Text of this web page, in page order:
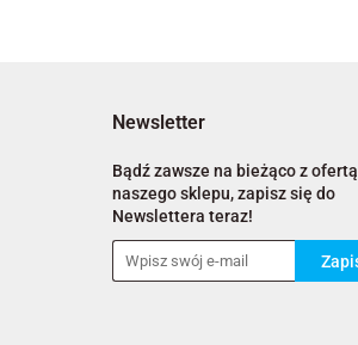
Newsletter
Bądź zawsze na bieżąco z ofertą
naszego sklepu, zapisz się do
Newslettera teraz!